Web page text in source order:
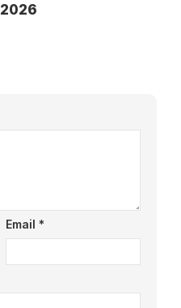
2026
Email *